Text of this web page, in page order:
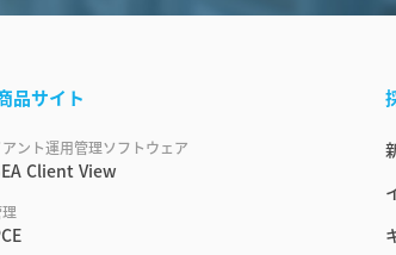
品サイト
ント運用管理ソフトウェア
Client View